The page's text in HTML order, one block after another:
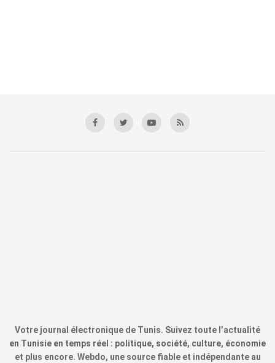
Votre journal électronique de Tunis. Suivez toute l’actualité
en Tunisie en temps réel : politique, société, culture, économie
et plus encore. Webdo, une source fiable et indépendante au